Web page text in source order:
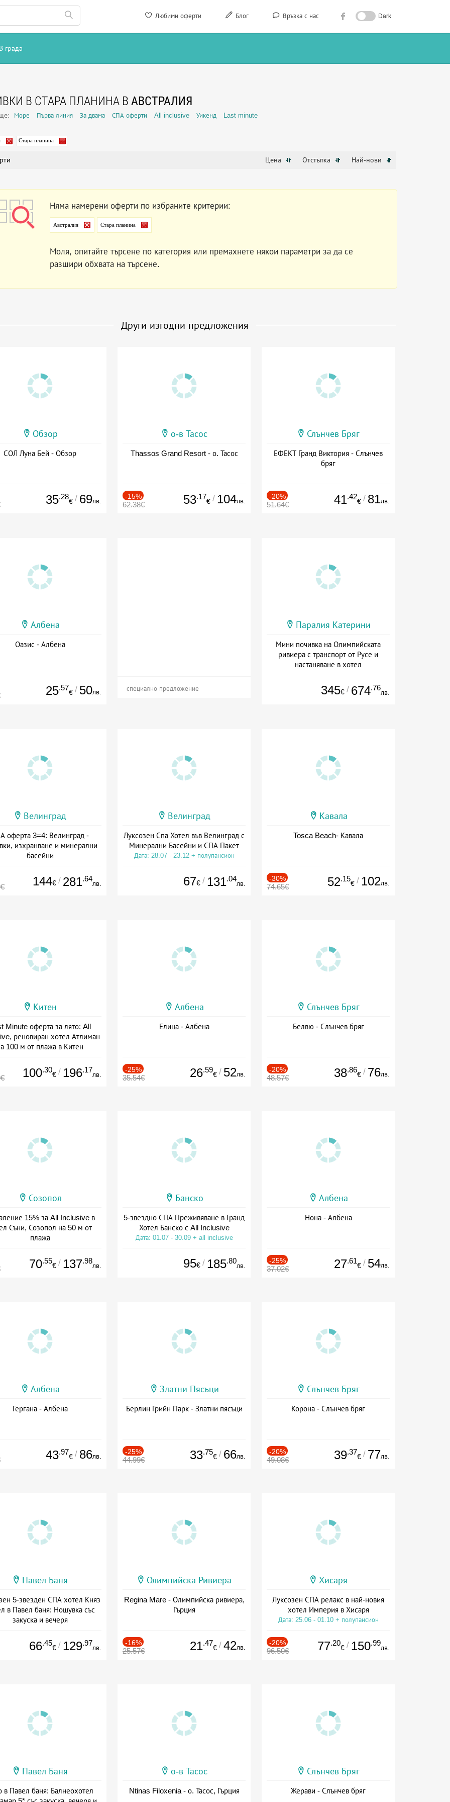
Любими оферти Блог Връзка с нас Dark
В града
В СТАРА ПЛАНИНА В АВСТРАЛИЯ
Море Първа линия За двама СПА оферти All inclusive Уикенд Last minute
Стара планина
Цена Отстъпка Най-нови
Няма намерени оферти по избраните критерии:
Австралия Стара планина
Моля, опитайте търсене по категория или премахнете някои параметри за да се
разшири обхвата на търсене.
Други изгодни предложения
Обзор
СОЛ Луна Бей - Обзор
35.28
€ / 69лв.
о-в Тасос
Thassos Grand Resort - о. Тасос
-15%
62.38€ 53.17
€ / 104лв.
Слънчев Бряг
ЕФЕКТ Гранд Виктория - Слънчев
бряг
-20%
51.64€ 41.42
€ / 81лв.
Албена
Оазис - Албена
25.57
€ / 50лв. специално предложение
Паралия Катерини
Мини почивка на Олимпийската
ривиера с транспорт от Русе и
настаняване в хотел
345€ / 674.76
лв.
Велинград
оферта 3=4: Велинград -
изхранване и минерални
басейни
144€ / 281.64
лв.
Велинград
Луксозен Спа Хотел във Велинград с
Минерални Басейни и СПА Пакет
Дата: 28.07 - 23.12 + полупансион
67€ / 131.04
лв.
Кавала
Tosca Beach- Кавала
-30%
74.65€ 52.15
€ / 102лв.
Китен
Minute оферта за лято: All
реновиран хотел Атлиман
100 м от плажа в Китен
100.30
€ / 196.17
лв.
Албена
Елица - Албена
-25%
35.54€ 26.59
€ / 52лв.
Слънчев Бряг
Белвю - Слънчев бряг
-20%
48.57€ 38.86
€ / 76лв.
Созопол
15% за All Inclusive в
Съни, Созопол на 50 м от
плажа
70.55
€ / 137.98
лв.
Банско
5-звездно СПА Преживяване в Гранд
Хотел Банско с All Inclusive
Дата: 01.07 - 30.09 + all inclusive
95€ / 185.80
лв.
Албена
Нона - Албена
-25%
37.02€ 27.61
€ / 54лв.
Албена
Гергана - Албена
43.97
€ / 86лв.
Златни Пясъци
Берлин Грийн Парк - Златни пясъци
-25%
44.99€ 33.75
€ / 66лв.
Слънчев Бряг
Корона - Слънчев бряг
-20%
49.08€ 39.37
€ / 77лв.
Павел Баня
5-звезден СПА хотел Княз
в Павел баня: Нощувка със
закуска и вечеря
66.45
€ / 129.97
лв.
Олимпийска Ривиера
Regina Mare - Олимпийска ривиера,
Гърция
-16%
25.57€ 21.47
€ / 42лв.
Хисаря
Луксозен СПА релакс в най-новия
хотел Империя в Хисаря
Дата: 25.06 - 01.10 + полупансион
-20%
96.50€ 77.20
€ / 150.99
лв.
Павел Баня
в Павел баня: Балнеохотел
о-в Тасос
Ntinas Filoxenia - о. Тасос, Гърция
Слънчев Бряг
Жерави - Слънчев бряг